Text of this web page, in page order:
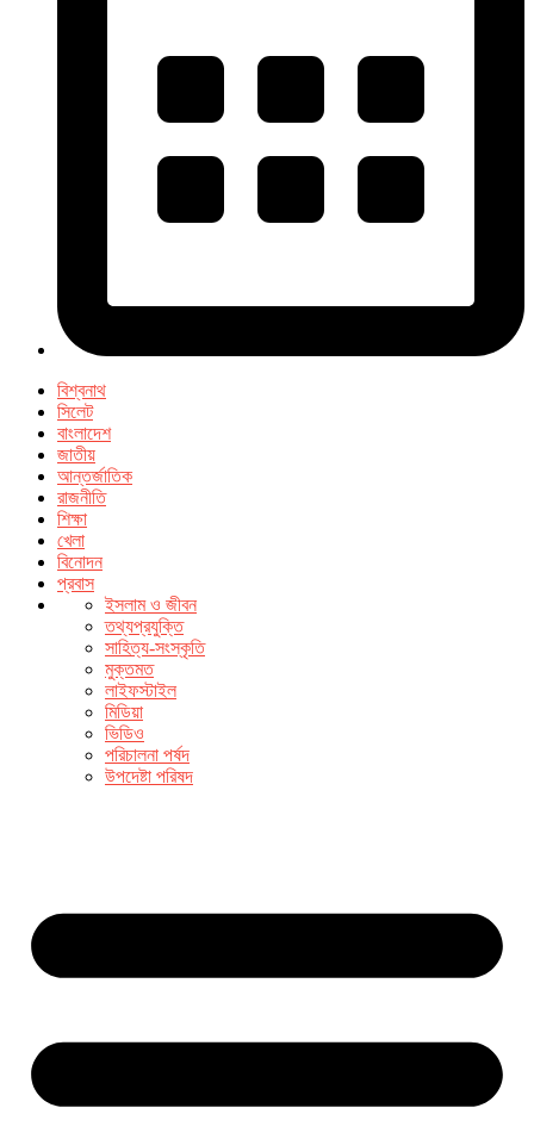
বিশ্বনাথ
সিলেট
বাংলাদেশ
জাতীয়
আন্তর্জাতিক
রাজনীতি
শিক্ষা
খেলা
বিনোদন
প্রবাস
ইসলাম ও জীবন
তথ্যপ্রযুক্তি
সাহিত্য-সংস্কৃতি
মুক্তমত
লাইফস্টাইল
মিডিয়া
ভিডিও
পরিচালনা পর্ষদ
উপদেষ্টা পরিষদ